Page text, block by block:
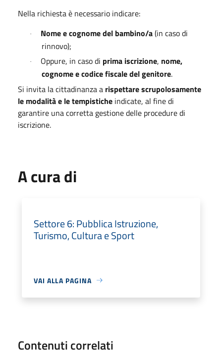
Nella richiesta è necessario indicare:
· Nome e cognome del bambino/a(in caso di
rinnovo);
· Oppure, in caso di prima iscrizione, nome,
cognome e codice fiscale del genitore.
Si invita la cittadinanza a rispettare scrupolosamente
le modalità e le tempistiche indicate, al fine di
garantire una corretta gestione delle procedure di
iscrizione.
A cura di
Settore 6: Pubblica Istruzione,
Turismo, Cultura e Sport
VAI ALLA PAGINA
Contenuti correlati